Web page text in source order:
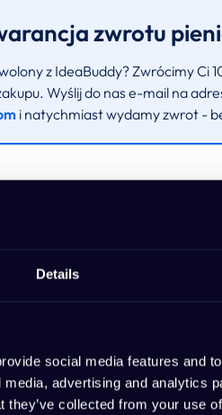
Details
social media features and
advertising and analytics
they’ve collected from your use
zwrotu
z IdeaBuddy? Zwrócimy Ci
Wyślij do nas e-mail na
i natychmiast wydamy zwrot -